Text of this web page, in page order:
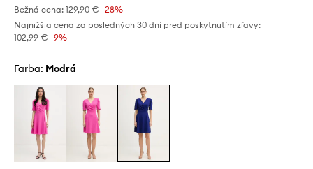
Bežná cena: 129,90 € -28%
Najnižšia cena za posledných 30 dní pred poskytnutím zľavy:
102,99 € -9%
Farba: modrá